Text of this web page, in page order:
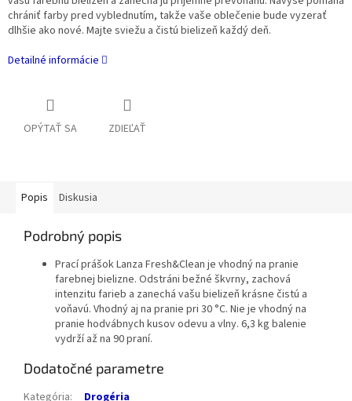
chrániť farby pred vyblednutím, takže vaše oblečenie bude vyzerať
dlhšie ako nové. Majte sviežu a čistú bielizeň každý deň.
Detailné informácie
OPÝTAŤ SA ZDIEĽAŤ
Popis Diskusia
Podrobný popis
Prací prášok Lanza Fresh&Clean je vhodný na pranie
farebnej bielizne. Odstráni bežné škvrny, zachová
intenzitu farieb a zanechá vašu bielizeň krásne čistú a
voňavú. Vhodný aj na pranie pri 30 °C. Nie je vhodný na
pranie hodvábnych kusov odevu a vlny. 6,3 kg balenie
vydrží až na 90 praní.
Dodatočné parametre
Kategória: Drogéria